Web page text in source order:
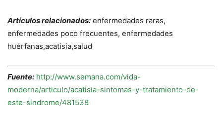
Artículos relacionados: enfermedades raras,
enfermedades poco frecuentes, enfermedades
huérfanas,acatisia,salud
Fuente: http://www.semana.com/vida-
moderna/articulo/acatisia-sintomas-y-tratamiento-de-
este-sindrome/481538